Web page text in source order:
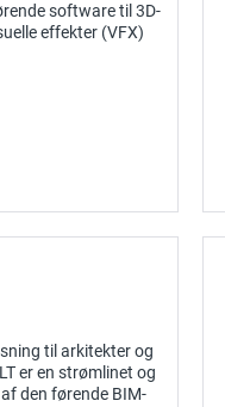
software til 3D-
effekter (VFX)
til arkitekter og
er en strømlinet og
den førende BIM-